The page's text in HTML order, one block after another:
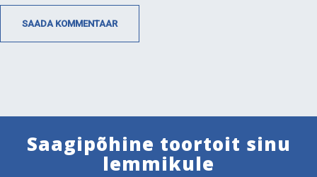
Saagipõhine toortoit sinu
lemmikule